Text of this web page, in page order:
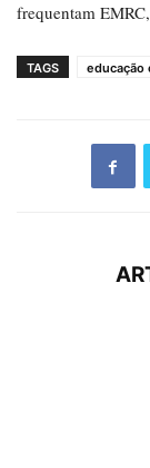
frequentam
TAGS educação